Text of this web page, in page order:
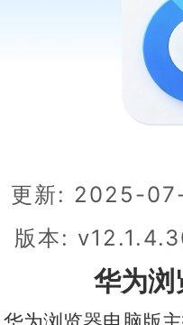
更新: 2025-
版本:
华为浏